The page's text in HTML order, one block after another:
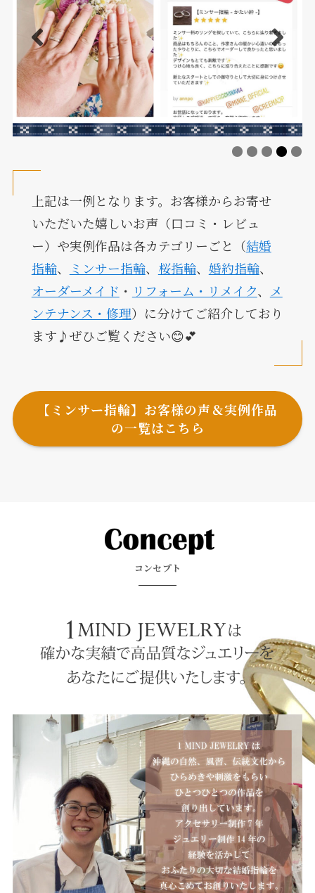
上記は一例となります。お客様からお寄せ
いただいた嬉しいお声（口コミ・レビュ
ー）や実例作品は各カテゴリーごと（結婚
指輪、 ミンサー指輪、 桜指輪、 婚約指輪、
オーダーメイド ・ リフォーム・リメイク、
メ
ンテナンス・修理）に分けてご紹介しており
ます♪ぜひご覧ください😊💕
【ミンサー指輪】お客様の声＆実例作品
の一覧はこちら
コンセプト